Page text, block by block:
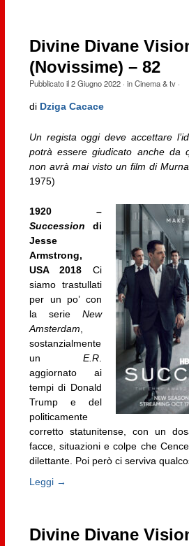
Divine Divane
(Novissime) – 82
Pubblicato il2 Giugno 2022· inCinema & tv·
di Dziga Cacace
Un regista oggi deve accettare
potrà essere giudicato anche da
non avrà mai visto un film di
1975)
1920 –
Succession di
Jesse
Armstrong,
USA 2018 Ci
siamo trastullati
per un po’ con
la serieNew
Amsterdam
sostanzialmente
unE.R
aggiornato ai
tempi di Donald
Trump e del
politicamente
corretto statunitense, con un
facce, situazioni e colpe che
dilettante. Poi però ci serviva
Leggi →
Divine Divane